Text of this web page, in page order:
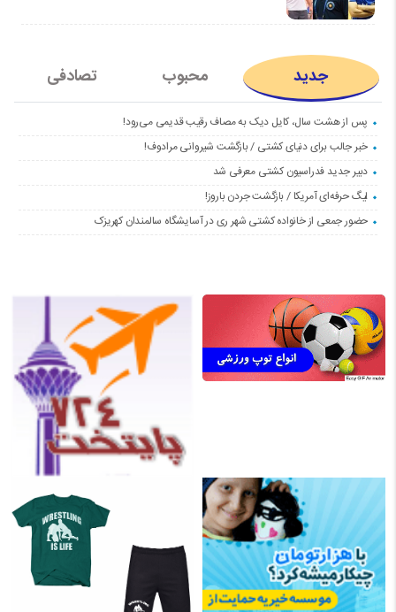
جدید محبوب تصادفی
پس از هشت سال، کایل دیک به مصاف رقیب قدیمی می‌رود!
خبر جالب برای دنیای کشتی / بازگشت شیروانی مرادوف!
دبیر جدید فدراسیون کشتی معرفی شد
لیگ حرفه‌ای آمریکا / بازگشت جردن باروز!
حضور جمعی از خانواده کشتی شهر ری در آسایشگاه سالمندان کهریزک